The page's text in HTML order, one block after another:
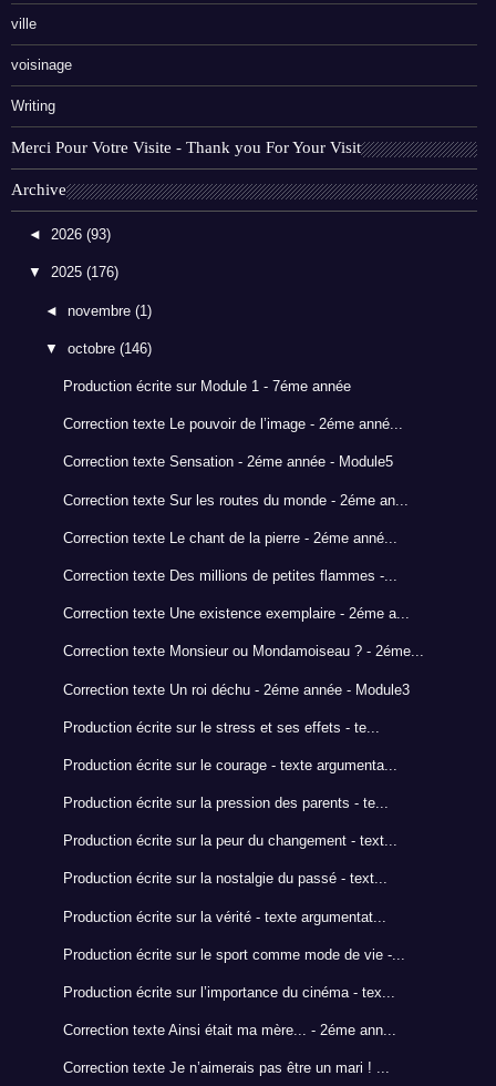
ville
voisinage
Writing
Merci Pour Votre Visite - Thank you For Your Visit
Archive
◄ 2026 (93)
▼ 2025 (176)
◄novembre(1)
▼octobre(146)
Production écrite sur Module 1 - 7éme année
Correction texte Le pouvoir de l’image - 2éme anné...
Correction texte Sensation - 2éme année - Module5
Correction texte Sur les routes du monde - 2éme an...
Correction texte Le chant de la pierre - 2éme anné...
Correction texte Des millions de petites flammes -...
Correction texte Une existence exemplaire - 2éme a...
Correction texte Monsieur ou Mondamoiseau ? - 2éme...
Correction texte Un roi déchu - 2éme année - Module3
Production écrite sur le stress et ses effets - te...
Production écrite sur le courage - texte argumenta...
Production écrite sur la pression des parents - te...
Production écrite sur la peur du changement - text...
Production écrite sur la nostalgie du passé - text...
Production écrite sur la vérité - texte argumentat...
Production écrite sur le sport comme mode de vie -...
Production écrite sur l’importance du cinéma - tex...
Correction texte Ainsi était ma mère... - 2éme ann...
Correction texte Je n’aimerais pas être un mari ! ...